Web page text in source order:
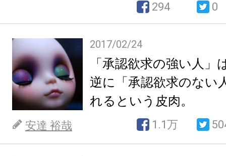
294
0
2017/02/24
「承認欲求の強い人」
逆に「承認欲求のない
れるという皮肉。
安達 裕哉 1.1万